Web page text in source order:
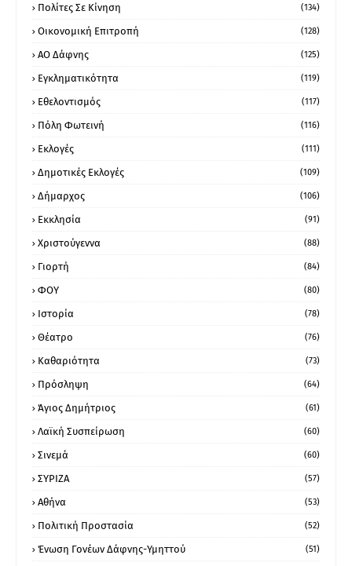
Πολίτες Σε Κίνηση (134)
Οικονομική Επιτροπή (128)
ΑΟ Δάφνης (125)
Εγκληματικότητα (119)
Εθελοντισμός (117)
Πόλη Φωτεινή (116)
Εκλογές (111)
Δημοτικές Εκλογές (109)
Δήμαρχος (106)
Εκκλησία (91)
Χριστούγεννα (88)
Γιορτή (84)
ΦΟΥ (80)
Ιστορία (78)
Θέατρο (76)
Καθαριότητα (73)
Πρόσληψη (64)
Άγιος Δημήτριος (61)
Λαϊκή Συσπείρωση (60)
Σινεμά (60)
ΣΥΡΙΖΑ (57)
Αθήνα (53)
Πολιτική Προστασία (52)
Ένωση Γονέων Δάφνης-Υμηττού (51)